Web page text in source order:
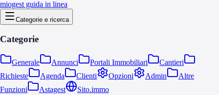
miogest guida in linea
Categorie e ricerca
Categorie
Generale Annunci Portali Immobiliari
Cantieri
Richieste
Agenda Clienti Opzioni Admin
Altre
Funzioni
Astagest
Sito.immo